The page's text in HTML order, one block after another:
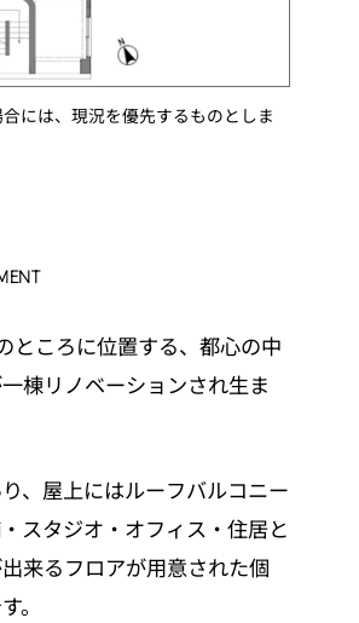
には、現況を優先するものとしま
ところに位置する、都心の中
棟リノベーションされ生ま
、屋上にはルーフバルコニー
スタジオ・オフィス・住居と
来るフロアが用意された個
。